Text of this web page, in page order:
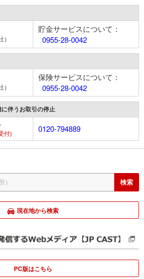
貯金サービスについて：
0955-28-0042
保険サービスについて：
0955-28-0042
伴うお取引の停止
付)
0120-794889
現在地から検索
PC版はこちら